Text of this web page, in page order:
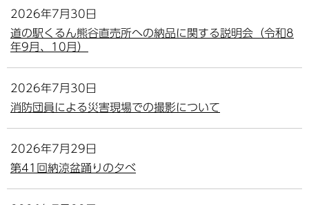
2026年7月30日
道の駅くるん熊谷直売所への納品に関する説明会（令和8
年9月、10月）
2026年7月30日
消防団員による災害現場での撮影について
2026年7月29日
第41回納涼盆踊りの夕べ